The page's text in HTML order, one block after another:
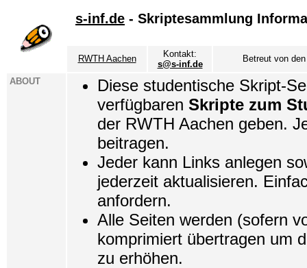
s-inf.de - Skriptesammlung
RWTH Aachen
Kontakt:
s@s-inf.de
Betreut von
ABOUT
Diese studentische Skript-
verfügbaren Skripte zum
der RWTH Aachen geben.
beitragen.
Jeder kann Links anlegen
jederzeit aktualisieren.
anfordern.
Alle Seiten werden (sofern
komprimiert übertragen um
zu erhöhen.